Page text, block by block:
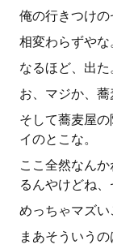
俺の行きつけの
相変わらずやな
なるほど、出た
お、マジか、蕎
そして蕎麦屋
イのとこな。
ここ全然なん
るんやけどね、
めっちゃマズい
まあそういう